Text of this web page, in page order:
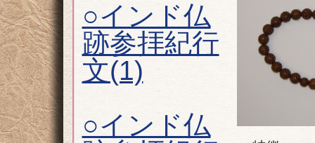
○インド仏
跡参拝紀行
文(1)
○インド仏